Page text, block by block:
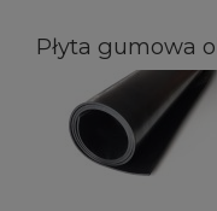
Płyta gumowa